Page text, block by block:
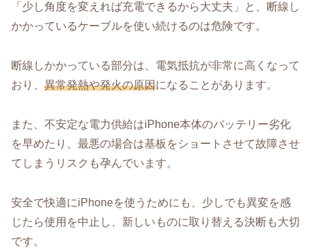
「少し角度を変えれば充電できるから大丈夫」と、断線し
かかっているケーブルを使い続けるのは危険です。
断線しかかっている部分は、電気抵抗が非常に高くなって
おり、 異常発熱や発火の原因になることがあります。
また、不安定な電力供給はiPhone本体のバッテリー劣化
を早めたり、最悪の場合は基板をショートさせて故障させ
てしまうリスクも孕んでいます。
安全で快適にiPhoneを使うためにも、少しでも異変を感
じたら使用を中止し、新しいものに取り替える決断も大切
です。